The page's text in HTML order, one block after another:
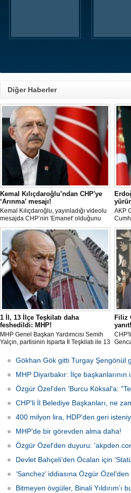
Diğer Haberler
Kemal Kılıçdaroğlu’ndan CHP'ye
‘Arınma’ mesajı!
Kemal Kılıçdaroğlu, yayınladığı videolu
mesajda CHP’nin 'Emanet' olduğunu
vurgulayıp 'Arınma' ve 'İç Muhasebe'
ifadelerini kullandı. Açıklamalarda Parti
içi süreçlere ve Yargı tartışmalarına
doğrudan değinilmemesi dikkat çekti.
AKP
"Tek
bu
dedi.
1 İl, 13 İlçe Teşkilatı daha
feshedildi: MHP!
MHP Genel Başkan Yardımcısı Semih
Yalçın, partisinin Isparta İl Teşkilatı ile 13
Isparta İl Başkanlığı görevine Osman
Gülay'ın atandığını açıkladı.
Filiz
yanıt!
adım
Gökhan Gök gitti Turgay Şengönül
MHP Diyarbakır: İlçe başkanlarının
Özgür Özel'den 'Burcu Köksal'a:
CHP’li İl Belediye Başkanları, ne
400 milyon lira, HDP’den geri
MHP’de bir görevden alma daha!
Özgür Özel'den duyuru:
Devlet Bahçeli’den Öcalan için
‘Sanchez’ iddiasına Özgür
Bitmeyen övgüler, Binali Yıldırım’ı